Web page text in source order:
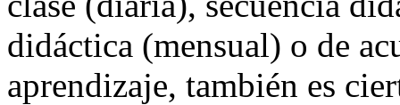
didáctica (mensual) o de
aprendizaje, también es